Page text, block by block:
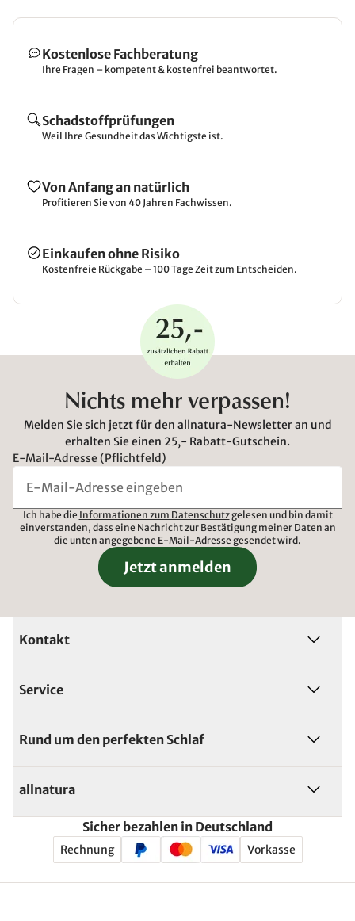
Kostenlose Fachberatung
Ihre Fragen – kompetent & kostenfrei beantwortet.
Schadstoffprüfungen
Weil Ihre Gesundheit das Wichtigste ist.
Von Anfang an natürlich
Profitieren Sie von 40 Jahren Fachwissen.
Einkaufen ohne Risiko
Kostenfreie Rückgabe – 100 Tage Zeit zum Entscheiden.
Nichts mehr verpassen!
Melden Sie sich jetzt für den allnatura-Newsletter an und
erhalten Sie einen 25,- Rabatt-Gutschein.
E-Mail-Adresse (Pflichtfeld)
Ich habe die Informationen zum Datenschutzgelesen und bin damit
einverstanden, dass eine Nachricht zur Bestätigung meiner Daten an
die unten angegebene E-Mail-Adresse gesendet wird.
Jetzt anmelden
Kontakt
Service
Rund um den perfekten Schlaf
allnatura
Sicher bezahlen in Deutschland
Rechnung Vorkasse